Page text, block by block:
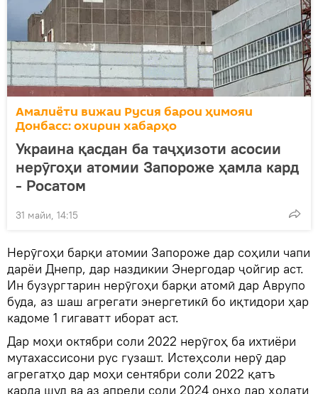
Амалиёти вижаи Русия барои ҳимояи
Донбасс: охирин хабарҳо
Украина қасдан ба таҷҳизоти асосии
нерӯгоҳи атомии Запороже ҳамла кард
- Росатом
31 майи, 14:15
Нерӯгоҳи барқи атомии Запороже дар соҳили чапи
дарёи Днепр, дар наздикии Энергодар ҷойгир аст.
Ин бузургтарин нерӯгоҳи барқи атомӣ дар Аврупо
буда, аз шаш агрегати энергетикӣ бо иқтидори ҳар
кадоме 1 гигаватт иборат аст.
Дар моҳи октябри соли 2022 нерӯгоҳ ба ихтиёри
мутахассисони рус гузашт. Истеҳсоли нерӯ дар
агрегатҳо дар моҳи сентябри соли 2022 қатъ
карда шуд ва аз апрели соли 2024 онҳо дар ҳолати